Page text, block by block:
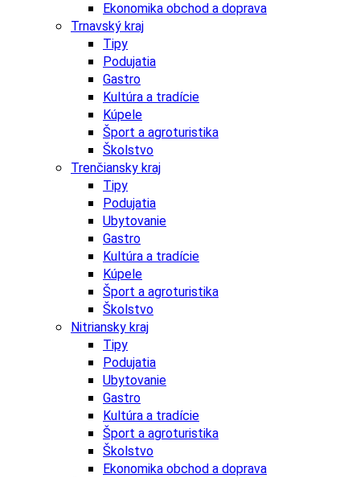
Ekonomika obchod a doprava
Trnavský kraj
Tipy
Podujatia
Gastro
Kultúra a tradície
Kúpele
Šport a agroturistika
Školstvo
Trenčiansky kraj
Tipy
Podujatia
Ubytovanie
Gastro
Kultúra a tradície
Kúpele
Šport a agroturistika
Školstvo
Nitriansky kraj
Tipy
Podujatia
Ubytovanie
Gastro
Kultúra a tradície
Šport a agroturistika
Školstvo
Ekonomika obchod a doprava